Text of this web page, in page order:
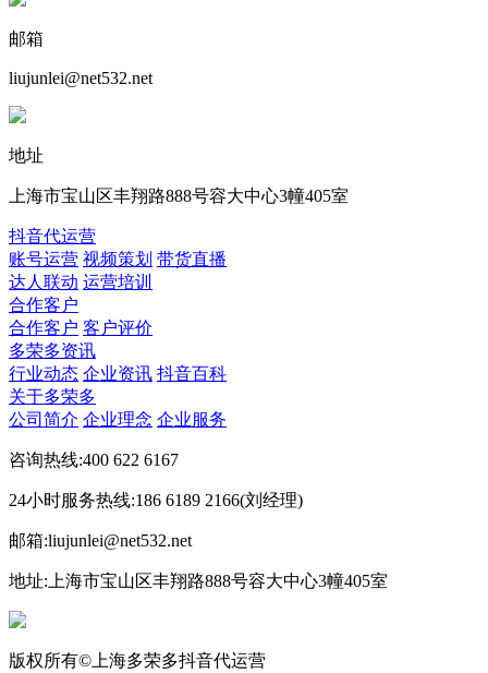
邮箱
liujunlei@net532.net
地址
上海市宝山区丰翔路888号容大中心3幢405室
抖音代运营
账号运营 视频策划 带货直播
达人联动 运营培训
合作客户
合作客户 客户评价
多荣多资讯
行业动态 企业资讯 抖音百科
关于多荣多
公司简介 企业理念 企业服务
咨询热线:400 622 6167
24小时服务热线:186 6189 2166(刘经理)
邮箱:liujunlei@net532.net
地址:上海市宝山区丰翔路888号容大中心3幢405室
版权所有©上海多荣多抖音代运营